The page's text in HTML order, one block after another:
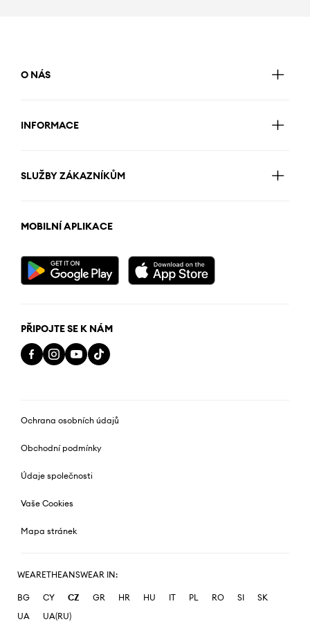
O NÁS
INFORMACE
SLUŽBY ZÁKAZNÍKŮM
MOBILNÍ APLIKACE
PŘIPOJTE SE K NÁM
Ochrana osobních údajů
Obchodní podmínky
Údaje společnosti
Vaše Cookies
Mapa stránek
WEARETHEANSWEAR IN:
BG CY CZ GR HR HU IT PL RO SI
SK
UA
UA(RU)